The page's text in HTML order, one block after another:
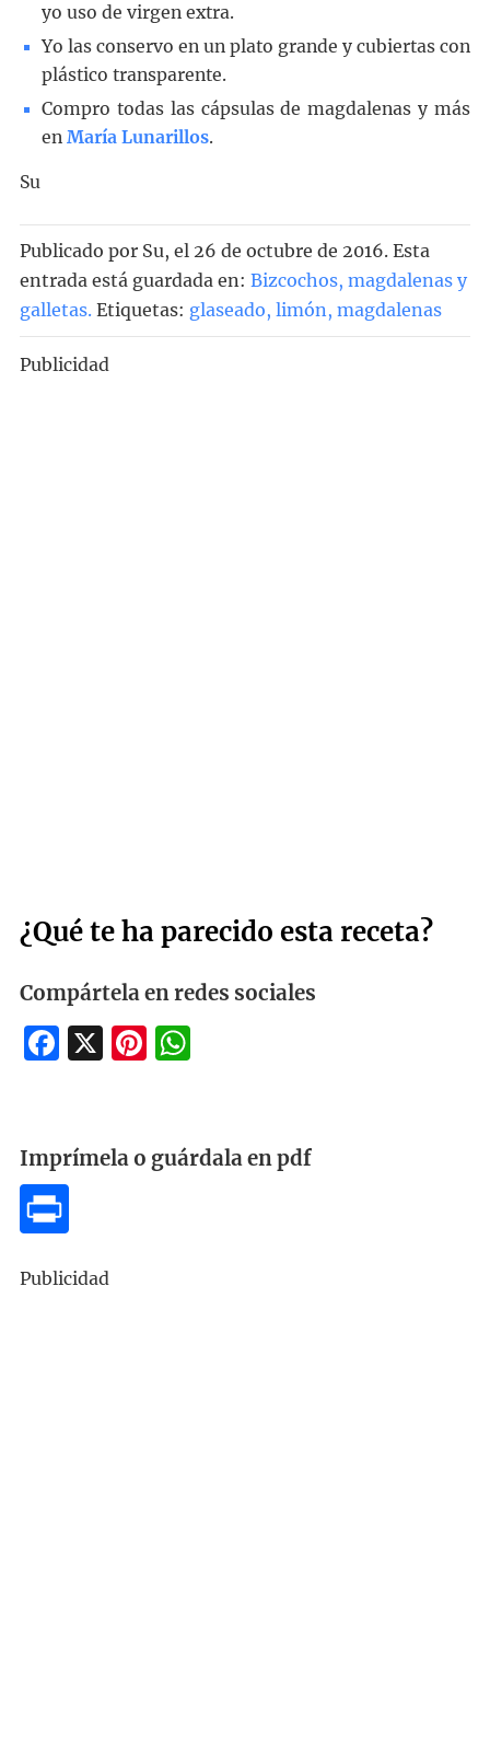
yo uso de virgen extra.
Yo las conservo en un plato grande y cubiertas con
plástico transparente.
Compro todas las cápsulas de magdalenas y más
en María Lunarillos.
Su
Publicado por Su, el 26 de octubre de 2016. Esta
entrada está guardada en: Bizcochos, magdalenas y
galletas. Etiquetas: glaseado, limón , magdalenas
Publicidad
¿Qué te ha parecido esta receta?
Compártela en redes sociales
Facebook
X Pinterest
WhatsApp
Imprímela o guárdala en pdf
Publicidad